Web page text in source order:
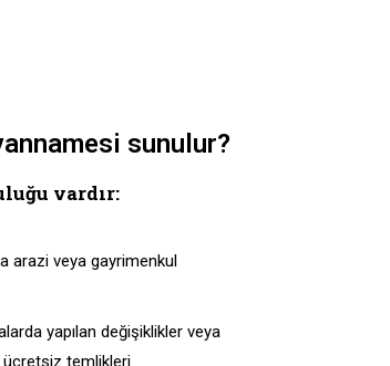
sunulur?
vardır:
arazi veya gayrimenkul
yapılan değişiklikler veya
ücretsiz temlikleri.